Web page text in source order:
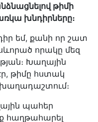
թիմի
խնդիրները։
եմ, քանի որ շատ
որակը մեզ
Խաղային
թիմը հստակ
խաղադաշտում։
պահեր
հաղթահարել